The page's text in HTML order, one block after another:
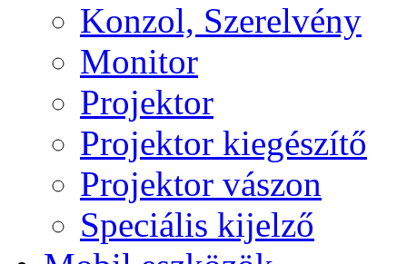
Konzol, Szerelvény
Monitor
Projektor
Projektor kiegészítő
Projektor vászon
Speciális kijelző